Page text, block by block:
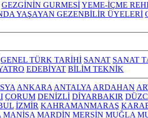
GEZGİNİN GURMESİYEME-İÇME
YAŞAYAN GEZENBİLİR ÜYELERİ
GENEL TÜRK TARİHİ SANAT SANAT
EDEBİYAT BİLİM TEKNİK
ANKARA ANTALYA ARDAHAN
ÇORUM DENİZLİ DİYARBAKIR
İZMİR KAHRAMANMARAŞ
MANİSA MARDİN MERSİN MUĞLA